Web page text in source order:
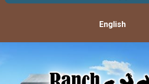
English